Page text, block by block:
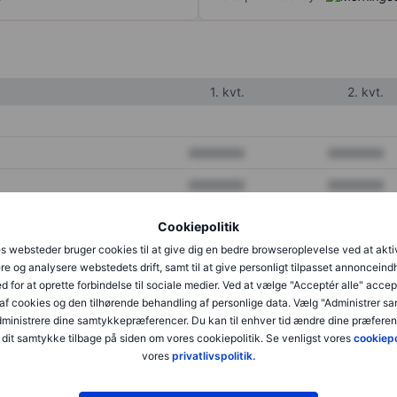
Cookiepolitik
websteder bruger cookies til at give dig en bedre browseroplevelse ved at
og analysere webstedets drift, samt til at give personligt tilpasset
for at oprette forbindelse til sociale medier. Ved at vælge "Acceptér alle"
cookies og den tilhørende behandling af personlige data. Vælg "Administrer
dine samtykkepræferencer. Du kan til enhver tid ændre dine
samtykke tilbage på siden om vores cookiepolitik. Se venligst vores
vores privatlivspolitik.
1. kvt. 2. kvt.
XXXXXXX XXXXXXX
XXXXXXX